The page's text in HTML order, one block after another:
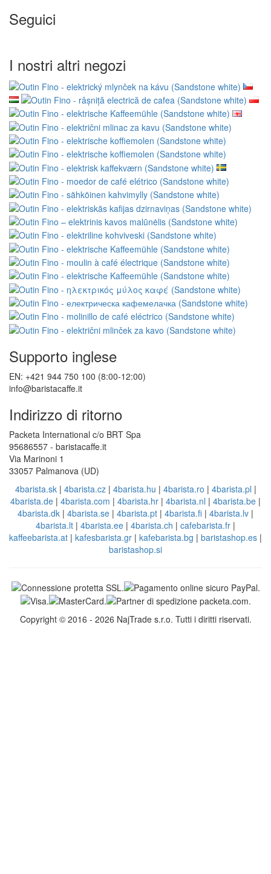
Seguici
I nostri altri negozi
Supporto inglese
EN: +421 944 750 100 (8:00-12:00)
info@baristacaffe.it
Indirizzo di ritorno
Packeta International c/o BRT Spa
95686557 - baristacaffe.it
Via Marinoni 1
33057 Palmanova (UD)
4barista.sk| 4barista.cz| 4barista.hu | 4barista.ro | 4barista.pl |
4barista.de | 4barista.com | 4barista.hr | 4barista.nl | 4barista.be |
4barista.dk | 4barista.se | 4barista.pt | 4barista.fi | 4barista.lv |
4barista.lt | 4barista.ee | 4barista.ch | cafebarista.fr |
kaffeebarista.at | kafesbarista.gr | kafebarista.bg | baristashop.es |
baristashop.si
Copyright © 2016 - 2026 NajTrade s.r.o. Tutti i diritti riservati.